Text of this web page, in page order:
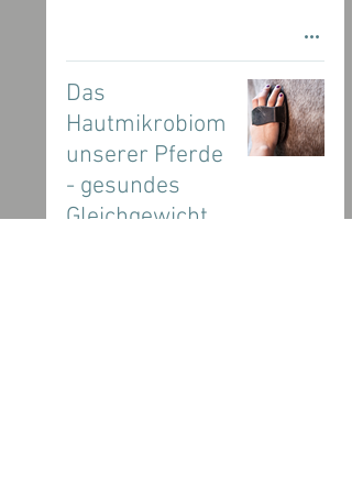
Das
Hautmikrobiom
unserer Pferde
- gesundes
Gleichgewicht